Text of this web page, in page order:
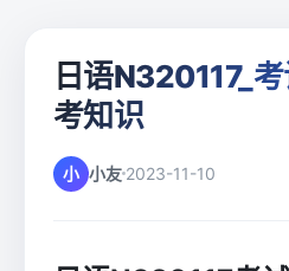
日语N320117_
考知识
小 小友 2023-11-10